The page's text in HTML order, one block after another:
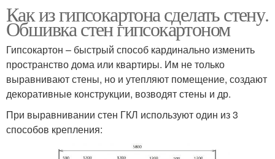
Как из гипсокартона сделать стену.
Обшивка стен гипсокартоном
Гипсокартон – быстрый способ кардинально изменить
пространство дома или квартиры. Им не только
выравнивают стены, но и утепляют помещение, создают
декоративные конструкции, возводят стены и др.
При выравнивании стен ГКЛ используют один из 3
способов крепления: